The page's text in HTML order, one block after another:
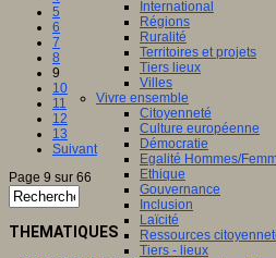
International
Régions
Ruralité
Territoires et projets
Tiers lieux
Villes
Vivre ensemble
Citoyenneté
Culture européenne
Démocratie
Egalité Hommes/
Ethique
Gouvernance
Inclusion
Laïcité
Ressources
Tiers - lieux
5
6
7
8
9
10
11
12
13
Suivant
Page 9 sur 66
THEMATIQUES